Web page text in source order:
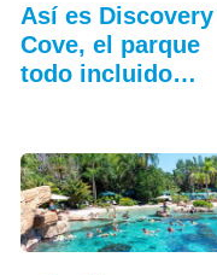
Así es Discovery
Cove, el parque
todo incluido